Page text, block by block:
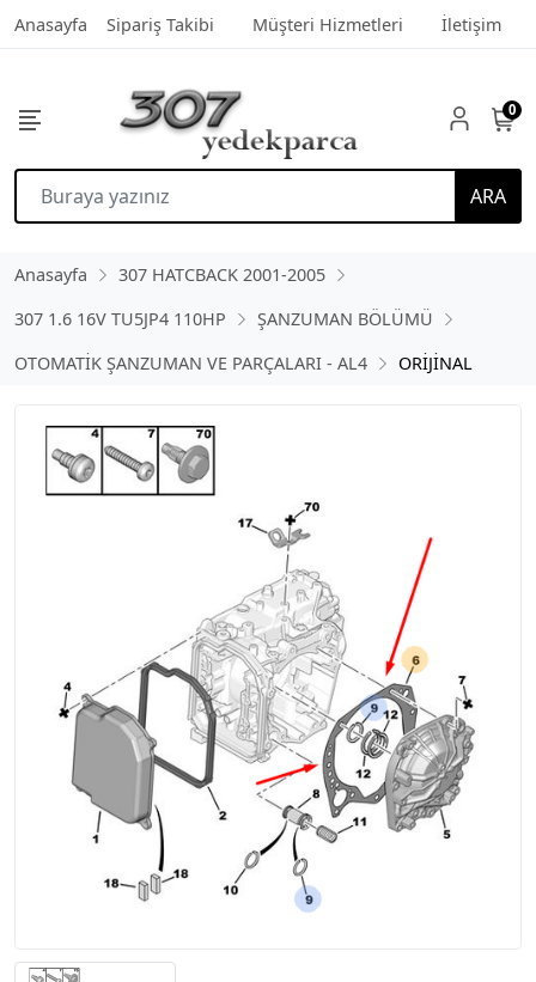
Anasayfa Sipariş Takibi Müşteri Hizmetleri İletişim
ARA
0
Anasayfa
307 HATCBACK 2001-2005
307 1.6 16V TU5JP4 110HP
ŞANZUMAN BÖLÜMÜ
OTOMATİK ŞANZUMAN VE PARÇALARI - AL4
ORİJİNAL